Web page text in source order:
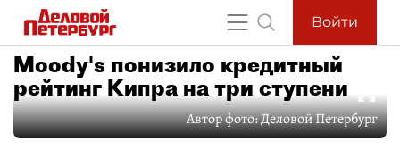
Войти
Moody's понизило кредитный
рейтинг Кипра на три ступени
Автор фото:Деловой Петербург